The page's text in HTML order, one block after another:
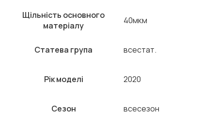
Щільність основного
матеріалу
40мкм
Статева група всестат.
Рік моделі 2020
Сезон всесезон